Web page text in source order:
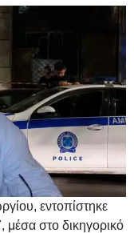
εντοπίστηκε
μέσα στο δικηγορικό